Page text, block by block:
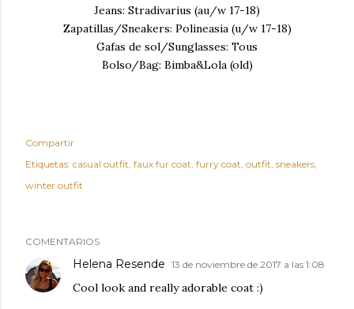
Jeans: Stradivarius (au/w 17-18)
Zapatillas/Sneakers: Polineasia (u/w 17-18)
Gafas de sol/Sunglasses: Tous
Bolso/Bag: Bimba&Lola (old)
Compartir
Etiquetas: casual outfit faux fur coat furry coat outfit sneakers
winter outfit
COMENTARIOS
Helena Resende 13 de noviembre de 2017 a las 1:08
Cool look and really adorable coat :)